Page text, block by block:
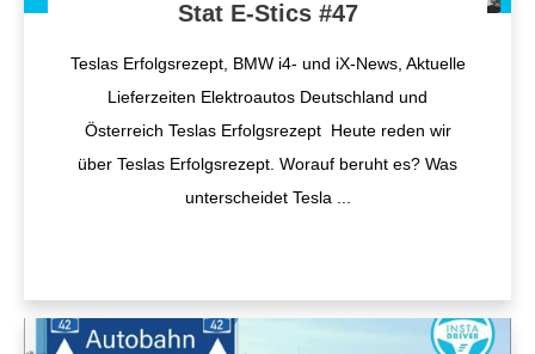
Stat E-Stics #47
Teslas Erfolgsrezept, BMW i4- und iX-News, Aktuelle
Lieferzeiten Elektroautos Deutschland und
Österreich Teslas Erfolgsrezept Heute reden wir
über Teslas Erfolgsrezept. Worauf beruht es? Was
unterscheidet Tesla